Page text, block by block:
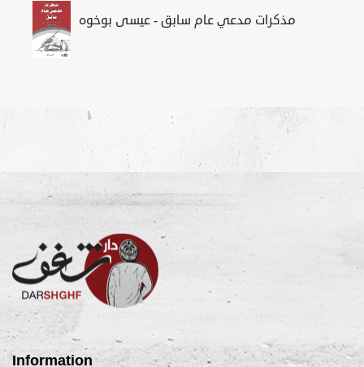
مذكرات مدعي عام سابق - عيسى بوخوه
Information